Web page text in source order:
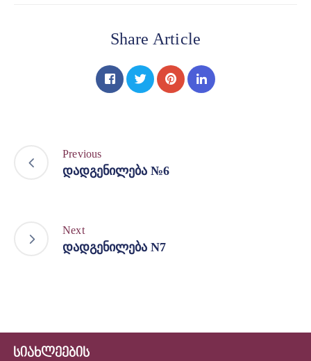
Share Article
Previous
დადგენილება №6
Next
დადგენილება N7
სიახლეების